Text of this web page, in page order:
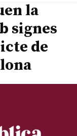
la
signes
de